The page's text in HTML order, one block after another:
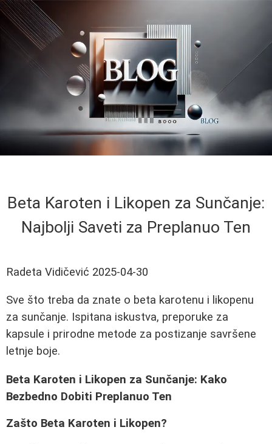
Beta Karoten i Likopen za Sunčanje:
Najbolji Saveti za Preplanuo Ten
Radeta Vidičević 2025-04-30
Sve što treba da znate o beta karotenu i likopenu
za sunčanje. Ispitana iskustva, preporuke za
kapsule i prirodne metode za postizanje savršene
letnje boje.
Beta Karoten i Likopen za Sunčanje: Kako
Bezbedno Dobiti Preplanuo Ten
Zašto Beta Karoten i Likopen?